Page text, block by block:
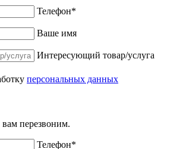
Телефон*
Ваше имя
Интересующий товар/услуга
персональных данных
перезвоним.
Телефон*